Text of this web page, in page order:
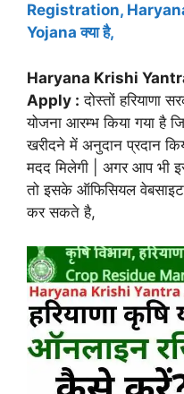
Registration,
Yojana क्या है,
Haryana Krishi
Apply : दोस्तों हरियाणा
योजना आरम्भ किया गया है
खरीदने में अनुदान प्रदान
मदद मिलेगी | अगर आप भी
तो इसके ऑफिसियल
कर सकते है,